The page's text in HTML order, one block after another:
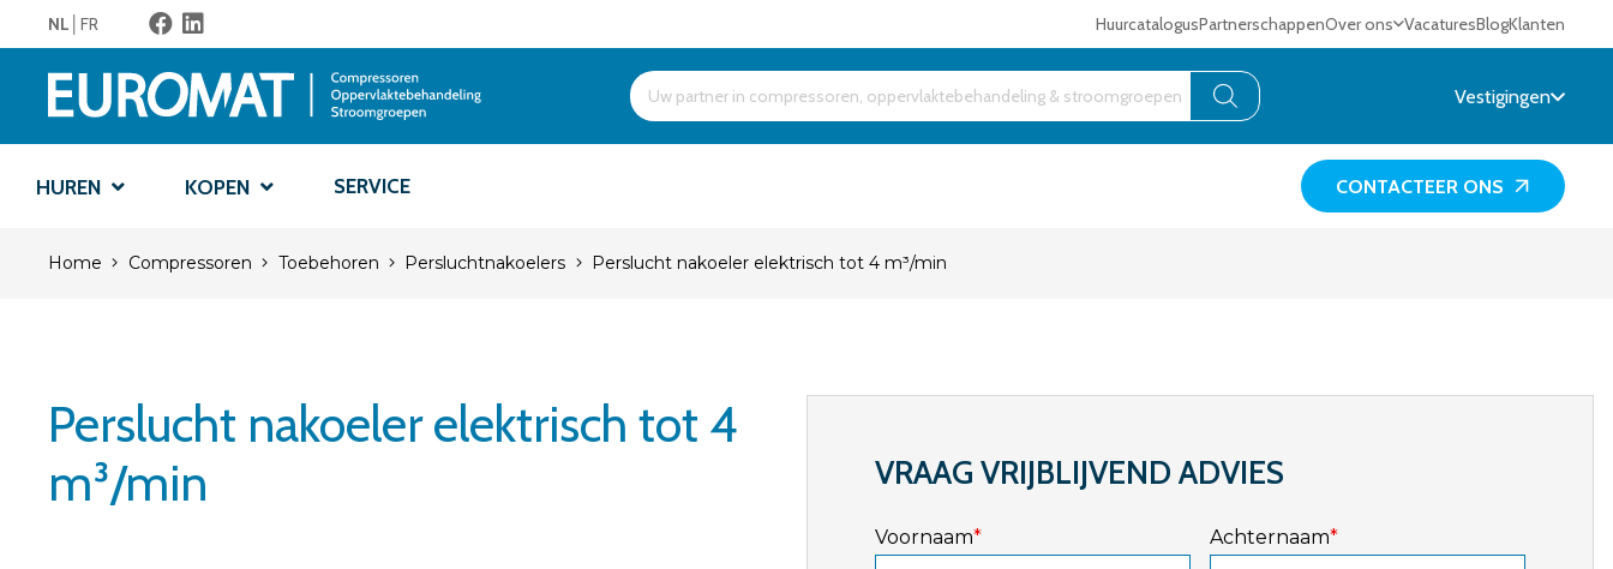
NL FR HuurcatalogusPartnerschappenOver ons VacaturesBlogKlanten
Products
search
Vestigingen
HUREN KOPEN SERVICE CONTACTEER ONS
Home Compressoren Toebehoren Persluchtnakoelers Perslucht nakoeler elektrisch tot 4 m³/min
Perslucht nakoeler elektrisch tot 4
m³/min
VRAAG VRIJBLIJVEND ADVIES
Voornaam* Achternaam*